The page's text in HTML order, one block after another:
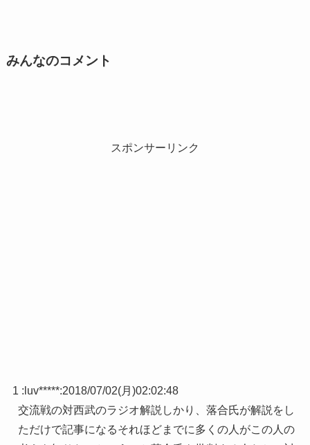
みんなのコメント
スポンサーリンク
1 : luv*****:2018/07/02(月)02:02:48
交流戦の対西武のラジオ解説しかり、落合氏が解説をし
ただけで記事になるそれほどまでに多くの人がこの人の